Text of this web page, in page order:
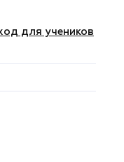
перезвонить?
для учеников